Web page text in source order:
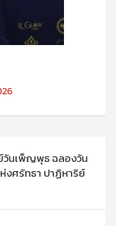
วันเพ็ญพุธ ฉลองวัน
งศรัทธา ปาฏิหาริย์